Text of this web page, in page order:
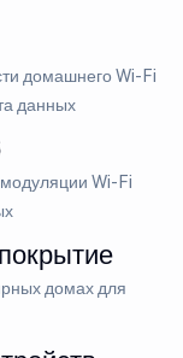
домашнего Wi-Fi
данных
Wi-Fi
домах для